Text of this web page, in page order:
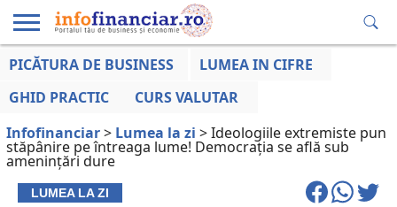
EDUCAȚIE
LA ZI
AFACERILOR
PICĂTURA DE BUSINESS
LUMEA IN CIFRE
GHID PRACTIC
CURS VALUTAR
Infofinanciar> Lumea la zi >Ideologiile extremiste pun
stăpânire pe întreaga lume! Democrația se află sub
amenințări dure
LUMEA LA ZI